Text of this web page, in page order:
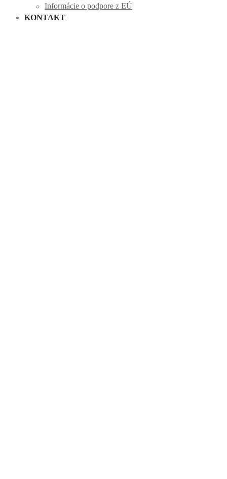
Informácie o podpore z EÚ
KONTAKT